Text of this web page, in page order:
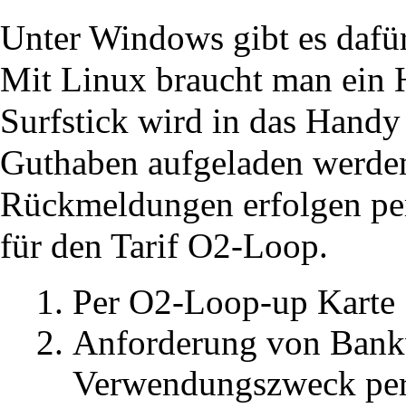
Unter Windows gibt es
Mit Linux braucht man ein
Surfstick wird in das
Guthaben aufgeladen
Rückmeldungen erfolgen
für den Tarif O2-Loop.
Per O2-Loop-up Karte
Anforderung von
Verwendungszweck